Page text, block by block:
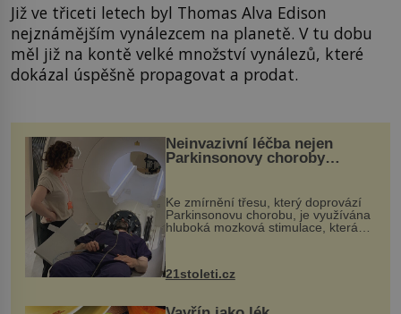
Již ve třiceti letech byl Thomas Alva Edison
nejznámějším vynálezcem na planetě. V tu dobu
měl již na kontě velké množství vynálezů, které
dokázal úspěšně propagovat a prodat.
Neinvazivní léčba nejen
Parkinsonovy choroby
Ke zmírnění třesu, který doprovází
Parkinsonovu chorobu, je využívána
hluboká mozková stimulace, která
však vyžaduje vysoce invazivní
k dostatečně přesnému zacílení ...
21stoleti.cz